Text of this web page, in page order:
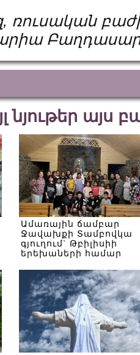
ռուսական
նյութեր այս
Ամառային ճամբար
Ջավախքի Տամբովկա
գյուղում` Թբիլիսիի
երեխաների համար